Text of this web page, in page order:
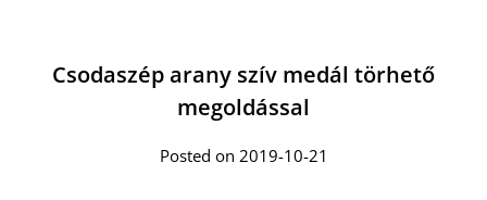
Csodaszép arany szív medál törhető
megoldással
Posted on 2019-10-21